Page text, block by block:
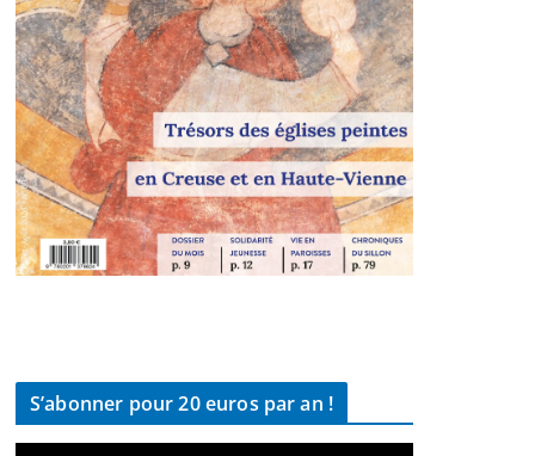
S’abonner pour 20 euros par an !